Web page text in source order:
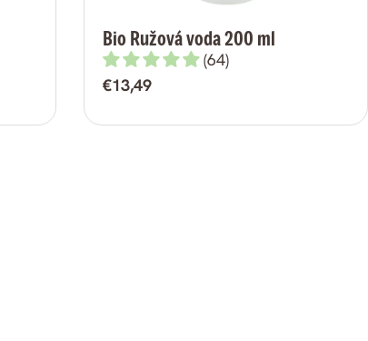
Bio Ružová voda 200 ml
(64)
Bežná
€13,49